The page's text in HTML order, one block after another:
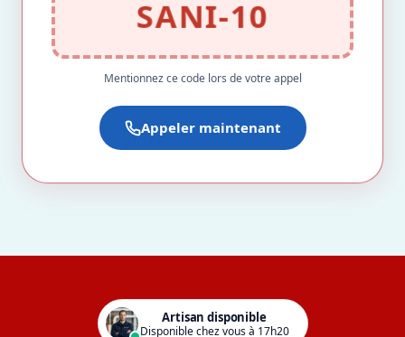
SANI-10
Mentionnez ce code lors de votre appel
Appeler maintenant
Artisan disponible
Disponible chez vous à 17h20